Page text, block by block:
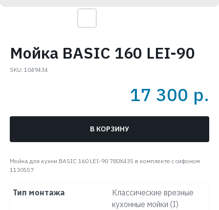
Мойка BASIC 160 LEI-90
SKU: 1049434
17 300 р.
В КОРЗИНУ
Мойка для кухни BASIC 160 LEI-90 780X435 в комплекте с сифоном
1130557
Тип монтажа
Классические врезные
кухонные мойки (I)